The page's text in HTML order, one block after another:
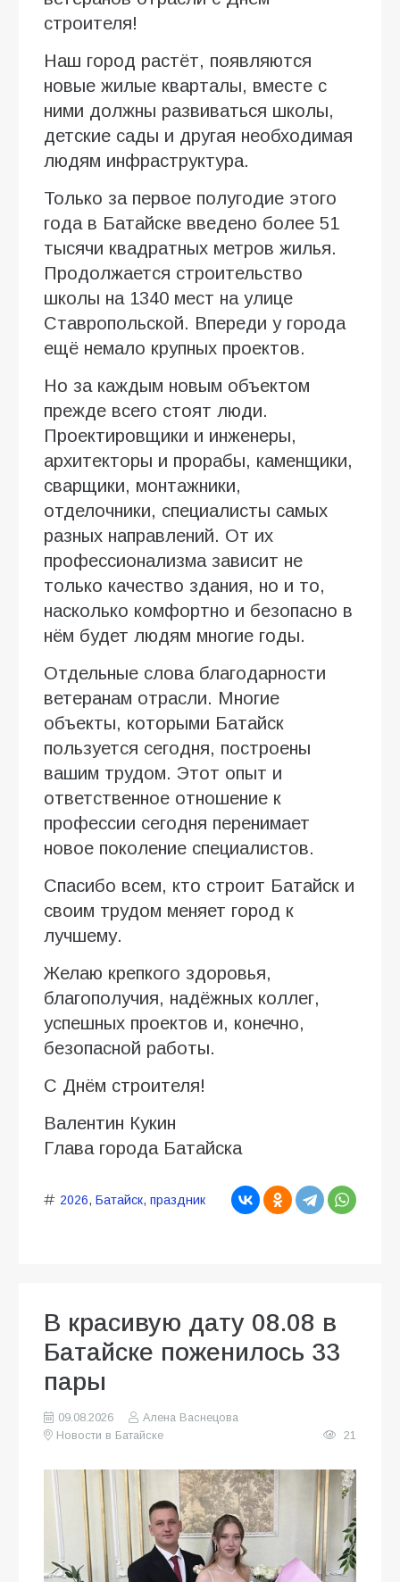
строителя!
Наш город растёт, появляются
новые жилые кварталы, вместе с
ними должны развиваться школы,
детские сады и другая необходимая
людям инфраструктура.
Только за первое полугодие этого
года в Батайске введено более 51
тысячи квадратных метров жилья.
Продолжается строительство
школы на 1340 мест на улице
Ставропольской. Впереди у города
ещё немало крупных проектов.
Но за каждым новым объектом
прежде всего стоят люди.
Проектировщики и инженеры,
архитекторы и прорабы, каменщики,
сварщики, монтажники,
отделочники, специалисты самых
разных направлений. От их
профессионализма зависит не
только качество здания, но и то,
насколько комфортно и безопасно в
нём будет людям многие годы.
Отдельные слова благодарности
ветеранам отрасли. Многие
объекты, которыми Батайск
пользуется сегодня, построены
вашим трудом. Этот опыт и
ответственное отношение к
профессии сегодня перенимает
новое поколение специалистов.
Спасибо всем, кто строит Батайск и
своим трудом меняет город к
лучшему.
Желаю крепкого здоровья,
благополучия, надёжных коллег,
успешных проектов и, конечно,
безопасной работы.
С Днём строителя!
Валентин Кукин
Глава города Батайска
2026, Батайск, праздник
В красивую дату 08.08 в
Батайске поженилось 33
пары
09.08.2026
Алена Васнецова
Новости в Батайске
21